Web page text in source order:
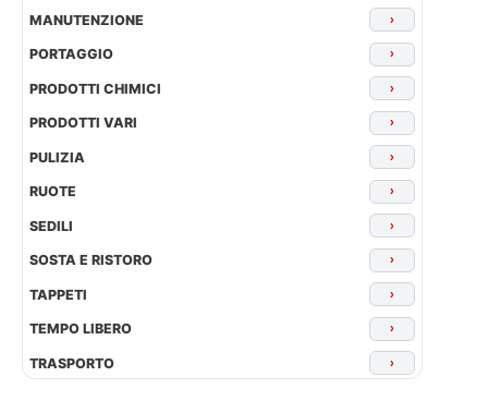
MANUTENZIONE ›
PORTAGGIO ›
PRODOTTI CHIMICI ›
PRODOTTI VARI ›
PULIZIA ›
RUOTE ›
SEDILI ›
SOSTA E RISTORO ›
TAPPETI ›
TEMPO LIBERO ›
TRASPORTO ›